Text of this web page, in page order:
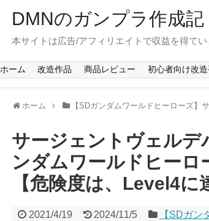
DMNのガンプラ作成記
本サイトは広告/アフィリエイトで収益を得てい
ホーム 改造作品 商品レビュー 初心者向け改
ホーム 【SDガンダムワールドヒーローズ】
サージェントヴェルデ
ンダムワールドヒーロ
【危険度は、Level4に
2021/4/19 2024/11/5
【SDガ